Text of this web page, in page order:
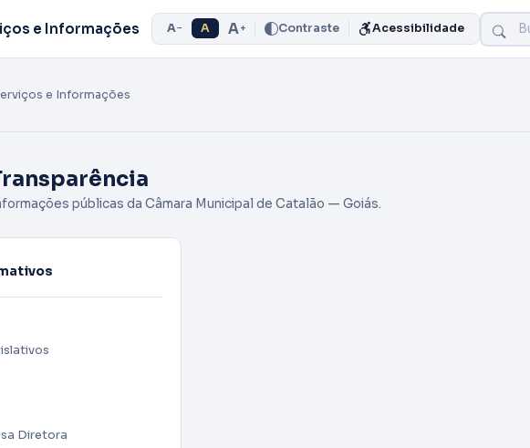
e Informações A− A A+ Contraste Acessibilidade
e Informações
públicas da Câmara Municipal de Catalão — Goiás.
Diretora